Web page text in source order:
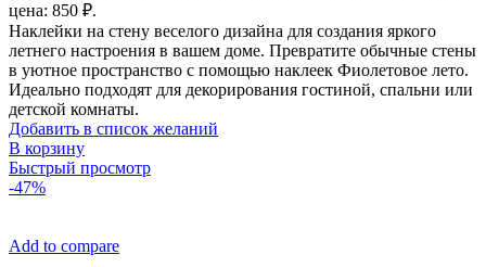
цена: 850 ₽.
Наклейки на стену веселого дизайна для создания яркого
летнего настроения в вашем доме. Превратите обычные стены
в уютное пространство с помощью наклеек Фиолетовое лето.
Идеально подходят для декорирования гостиной, спальни или
детской комнаты.
Добавить в список желаний
В корзину
Быстрый просмотр
-47%
Add to compare